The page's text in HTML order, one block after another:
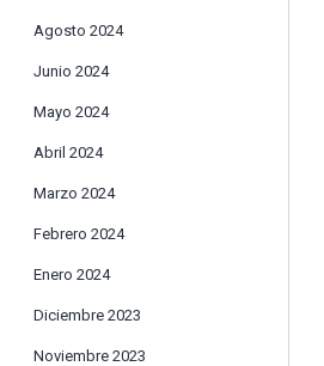
Agosto 2024
Junio 2024
Mayo 2024
Abril 2024
Marzo 2024
Febrero 2024
Enero 2024
Diciembre 2023
Noviembre 2023